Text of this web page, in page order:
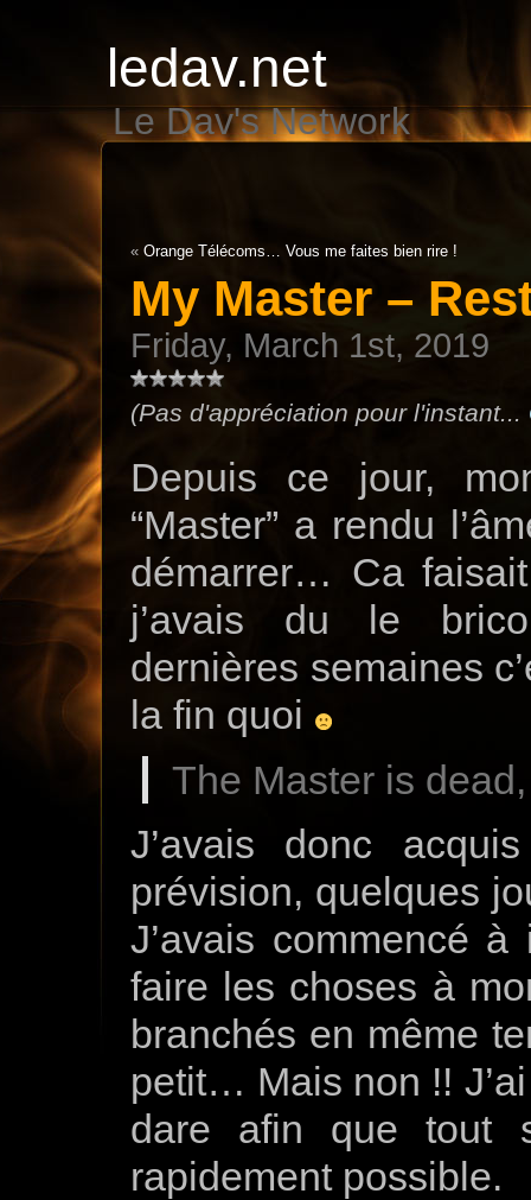
ledav.net
Le Dav's Network
« Orange Télécoms… Vous me faites bien rire !
My Master –
Friday, March 1st, 2019
(Pas d'appréciation pour l'instant...
Depuis ce jour,
“Master” a rendu
démarrer… Ca
j’avais du le
dernières semaines
la fin quoi
The Master is
J’avais donc
prévision, quelques
J’avais commencé
faire les choses à
branchés en même
petit… Mais non !!
dare afin que tout
rapidement possible.